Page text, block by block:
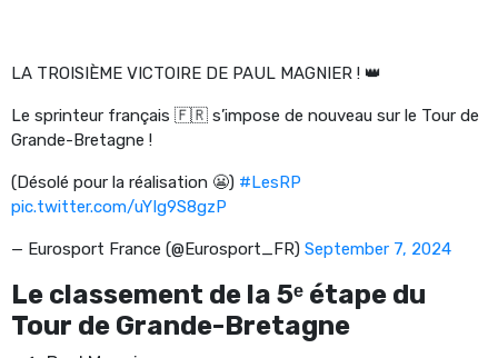
LA TROISIÈME VICTOIRE DE PAUL MAGNIER ! 👑
Le sprinteur français 🇫🇷 s’impose de nouveau sur le Tour de
Grande-Bretagne !
(Désolé pour la réalisation 😬) #LesRP
pic.twitter.com/uYIg9S8gzP
— Eurosport France (@Eurosport_FR) September 7, 2024
Le classement de la 5ᵉ étape du
Tour de Grande-Bretagne